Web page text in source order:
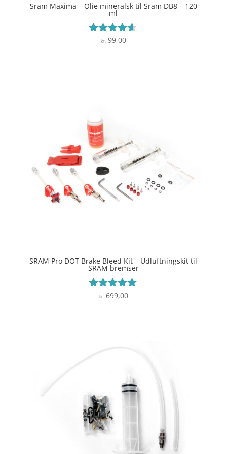
Sram Maxima – Olie mineralsk til Sram DB8 – 120
ml
Vurderet
kr.99,00
SRAM Pro DOT Brake Bleed Kit – Udluftningskit til
SRAM bremser
Vurderet
kr. 699,00